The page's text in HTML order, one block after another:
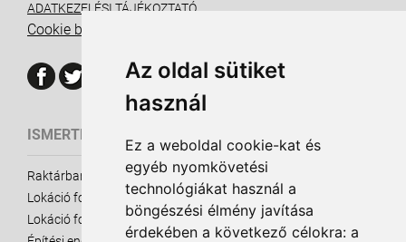
Az oldal sütiket
használ
Ez a weboldal cookie-kat és
egyéb nyomkövetési
technológiákat használ a
böngészési élmény javítása
érdekében a következő célokra: a
ADATKEZELÉSI TÁJÉKOZTATÓ
Cookie beállítások
ISMERTETŐ ANYAGOK
Raktárbank ismertető
Lokáció fontossága - eladó ingatlanok
Lokáció fontossága - kiadó ingatlanok